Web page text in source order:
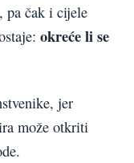
pa čak i cijele
okreće li se
jer
može otkriti